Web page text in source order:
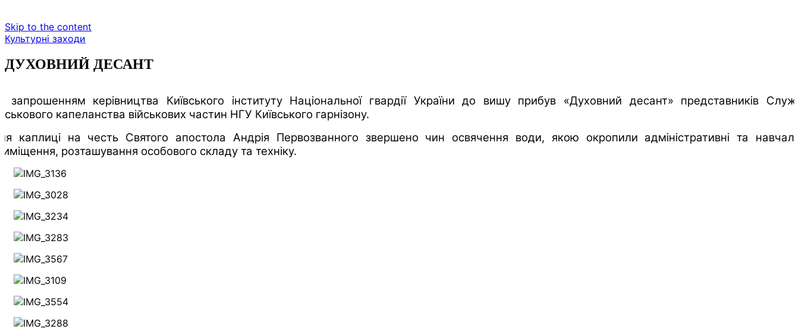
Skip to the content
Культурні заходи
ДУХОВНИЙ ДЕСАНТ
запрошенням керівництва Київського інституту Національної гвардії України до вишу прибув «Духовний десант» представників
капеланства військових частин НГУ Київського гарнізону.
каплиці на честь Святого апостола Андрія Первозванного звершено чин освячення води, якою окропили адміністративні та
розташування особового складу та техніку.